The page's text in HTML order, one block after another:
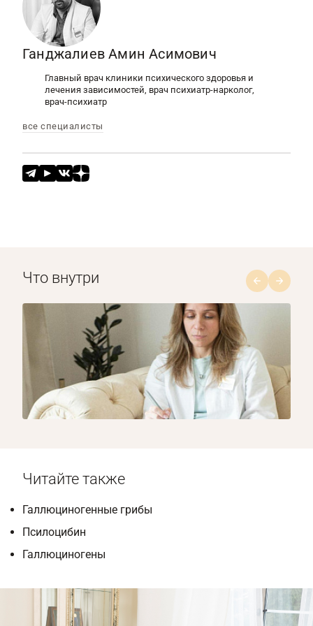
Ганджалиев Амин Асимович
Главный врач клиники психического здоровья и
лечения зависимостей, врач психиатр-нарколог,
врач-психиатр
все специалисты
Что внутри
1/8
Читайте также
Галлюциногенные грибы
Псилоцибин
Галлюциногены